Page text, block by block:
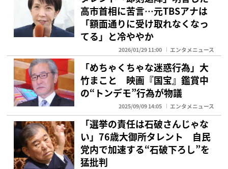
高市首相に苦言…元TBSアナは
「額面通りに受け取れなくなっ
てる」と冷ややか
2026/01/29 11:00 エンタメニュース
「めちゃくちゃな迷惑行為」大
竹まこと 映画『国宝』鑑賞中
の“トンデモ”行為が物議
2025/09/09 14:05 エンタメニュース
「選挙の責任は石破さんじゃな
い」76歳大御所タレント 自民
党内で加速する“石破下ろし”を
猛批判